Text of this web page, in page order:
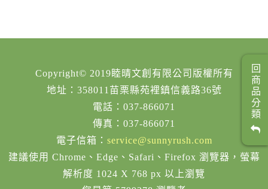
Copyright© 2019睦晴文創有限公司版權所有
地址：358011苗栗縣苑裡鎮信義路36號
電話：037-866071
傳真：037-866071
電子信箱： service@sunnyrush.com
建議使用 Chrome、Edge、Safari、Firefox 瀏覽器，螢幕
解析度 1024 X 768 px 以上瀏覽
回商品分類